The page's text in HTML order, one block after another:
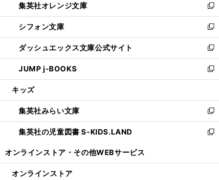
く
で
開
く
ド
ウ
で
開
く
い
ウ
ィ
ン
ド
ウ
で
開
集英社オレンジ文庫
新
し
い
ウ
ィ
ン
ド
ウ
開
く
シフォン文庫
新
し
い
ウ
ィ
ン
ウ
で
開
く
ダッシュエックス文庫公式サイト
新
し
い
ウ
ン
ド
ウ
で
JUMP j-BOOKS
新
し
ウ
ィ
ン
ド
開
キッズ
集英社みらい文庫
新
し
い
ン
集英社の児童図書 S-KIDS.LAND
新
ウ
オンラインストア・ その他WEBサービス
オンラインストア